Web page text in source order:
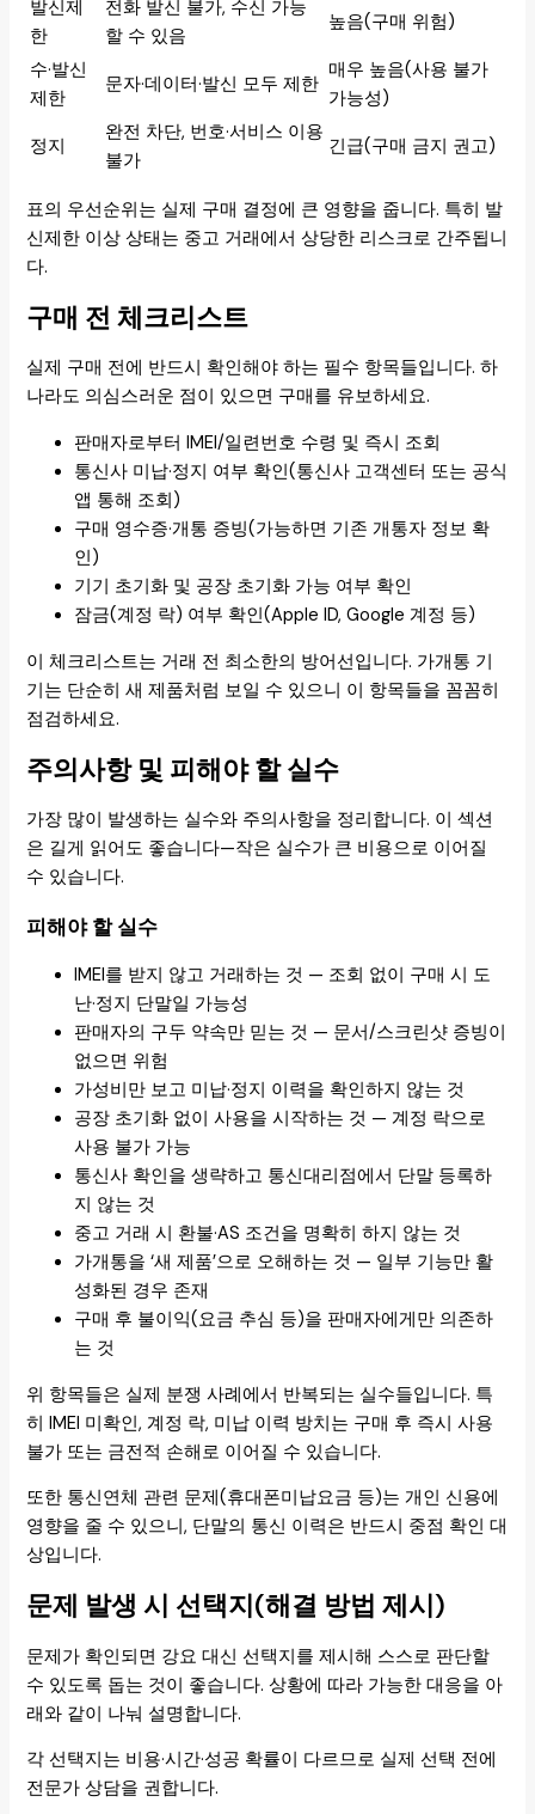
발신제
한
전화 발신 불가, 수신 가능
할 수 있음
높음(구매 위험)
수·발신
제한
문자·데이터·발신 모두 제한
매우 높음(사용 불가
가능성)
정지
완전 차단, 번호·서비스 이용
불가
긴급(구매 금지 권고)
표의 우선순위는 실제 구매 결정에 큰 영향을 줍니다. 특히 발
신제한 이상 상태는 중고 거래에서 상당한 리스크로 간주됩니
다.
구매 전 체크리스트
실제 구매 전에 반드시 확인해야 하는 필수 항목들입니다. 하
나라도 의심스러운 점이 있으면 구매를 유보하세요.
판매자로부터 IMEI/일련번호 수령 및 즉시 조회
통신사 미납·정지 여부 확인(통신사 고객센터 또는 공식
앱 통해 조회)
구매 영수증·개통 증빙(가능하면 기존 개통자 정보 확
인)
기기 초기화 및 공장 초기화 가능 여부 확인
잠금(계정 락) 여부 확인(Apple ID, Google 계정 등)
이 체크리스트는 거래 전 최소한의 방어선입니다. 가개통 기
기는 단순히 새 제품처럼 보일 수 있으니 이 항목들을 꼼꼼히
점검하세요.
주의사항 및 피해야 할 실수
가장 많이 발생하는 실수와 주의사항을 정리합니다. 이 섹션
은 길게 읽어도 좋습니다—작은 실수가 큰 비용으로 이어질
수 있습니다.
피해야 할 실수
IMEI를 받지 않고 거래하는 것 — 조회 없이 구매 시 도
난·정지 단말일 가능성
판매자의 구두 약속만 믿는 것 — 문서/스크린샷 증빙이
없으면 위험
가성비만 보고 미납·정지 이력을 확인하지 않는 것
공장 초기화 없이 사용을 시작하는 것 — 계정 락으로
사용 불가 가능
통신사 확인을 생략하고 통신대리점에서 단말 등록하
지 않는 것
중고 거래 시 환불·AS 조건을 명확히 하지 않는 것
가개통을 ‘새 제품’으로 오해하는 것 — 일부 기능만 활
성화된 경우 존재
구매 후 불이익(요금 추심 등)을 판매자에게만 의존하
는 것
위 항목들은 실제 분쟁 사례에서 반복되는 실수들입니다. 특
히 IMEI 미확인, 계정 락, 미납 이력 방치는 구매 후 즉시 사용
불가 또는 금전적 손해로 이어질 수 있습니다.
또한 통신연체 관련 문제(휴대폰미납요금 등)는 개인 신용에
영향을 줄 수 있으니, 단말의 통신 이력은 반드시 중점 확인 대
상입니다.
문제 발생 시 선택지(해결 방법 제시)
문제가 확인되면 강요 대신 선택지를 제시해 스스로 판단할
수 있도록 돕는 것이 좋습니다. 상황에 따라 가능한 대응을 아
래와 같이 나눠 설명합니다.
각 선택지는 비용·시간·성공 확률이 다르므로 실제 선택 전에
전문가 상담을 권합니다.